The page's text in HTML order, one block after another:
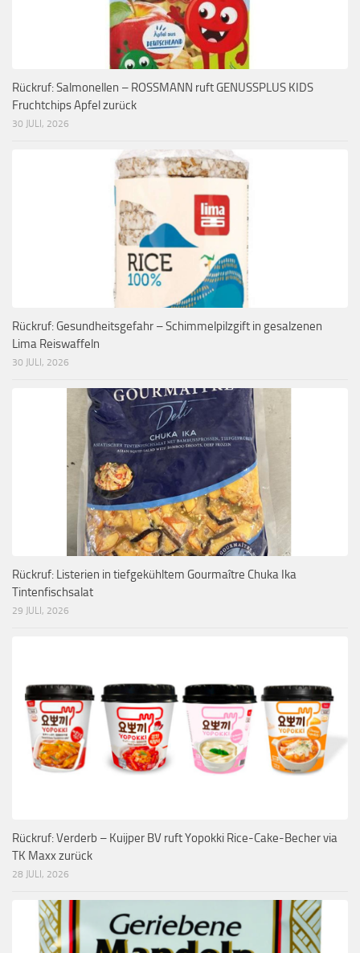
Rückruf: Salmonellen – ROSSMANN ruft GENUSSPLUS KIDS
Fruchtchips Apfel zurück
30 JULI, 2026
Rückruf: Gesundheitsgefahr – Schimmelpilzgift in gesalzenen
Lima Reiswaffeln
30 JULI, 2026
Rückruf: Listerien in tiefgekühltem Gourmaître Chuka Ika
Tintenfischsalat
29 JULI, 2026
Rückruf: Verderb – Kuijper BV ruft Yopokki Rice-Cake-Becher via
TK Maxx zurück
28 JULI, 2026